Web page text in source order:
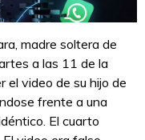
madre soltera de
a las 11 de la
el video de su hijo de
frente a una
El cuarto